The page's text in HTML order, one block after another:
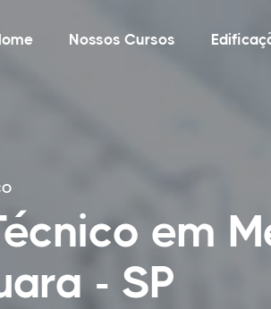
Nossos Cursos
em
- SP